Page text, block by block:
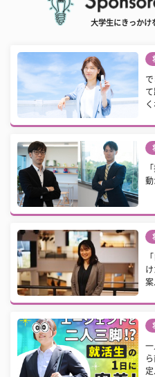
大学生にきっかけ
く
動
案
一
定